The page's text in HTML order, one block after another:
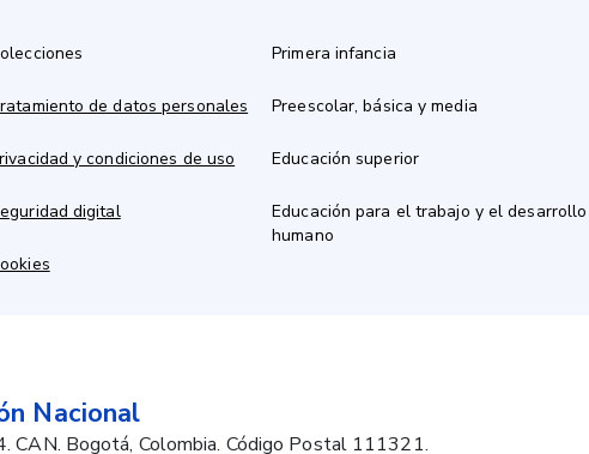
de datos personales
y condiciones de uso
digital
Primera infancia
Preescolar, básica y media
Educación superior
Educación para el trabajo y el desarrollo
humano
Nacional
CAN. Bogotá, Colombia. Código Postal 111321.